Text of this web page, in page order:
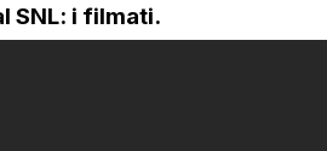
SNL: i filmati.